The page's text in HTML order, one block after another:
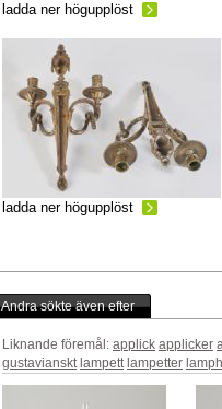
ladda ner högupplöst
ladda ner högupplöst
Andra sökte även efter
Liknande föremål: applick applicker
gustavianskt lampett lampetter